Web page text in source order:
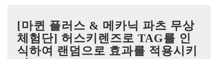
[마퀸 플러스 & 메카닉 파츠 무상
체험단] 허스키렌즈로 TAG를 인
식하여 랜덤으로 효과를 적용시키